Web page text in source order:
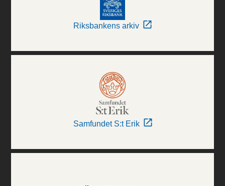
Riksbankens arkiv
Samfundet S:t Erik